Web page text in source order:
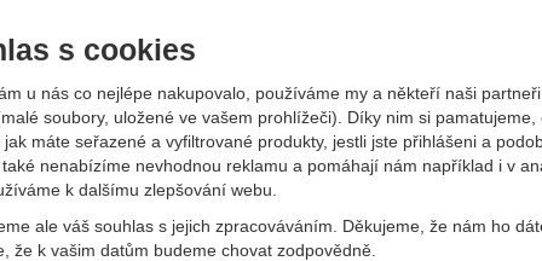
s cookies
u nás co nejlépe nakupovalo, používáme my a někteří naši partneři
soubory, uložené ve vašem prohlížeči). Díky nim si pamatujeme,
máte seřazené a vyfiltrované produkty, jestli jste přihlášeni a
nenabízíme nevhodnou reklamu a pomáhají nám například i v
k dalšímu zlepšování webu.
ale váš souhlas s jejich zpracováváním. Děkujeme, že nám ho
že k vašim datům budeme chovat zodpovědně.
Nejlevnější Nejdražší
Ocílka s plastovou rukojetí 25
cm
Victorinox Sharpy